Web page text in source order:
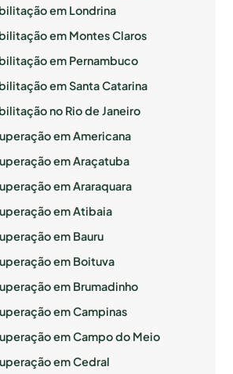
em Londrina
em Montes Claros
em Pernambuco
em Santa Catarina
no Rio de Janeiro
em Americana
em Araçatuba
em Araraquara
em Atibaia
em Bauru
em Boituva
em Brumadinho
em Campinas
em Campo do Meio
em Cedral